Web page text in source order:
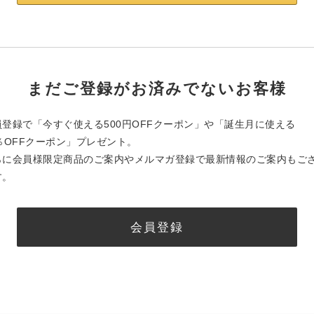
まだご登録がお済みでないお客様
登録で「今すぐ使える500円OFFクーポン」や「誕生月に使える
OFFクーポン」プレゼント。
に会員様限定商品のご案内やメルマガ登録で最新情報のご案内もご
会員登録